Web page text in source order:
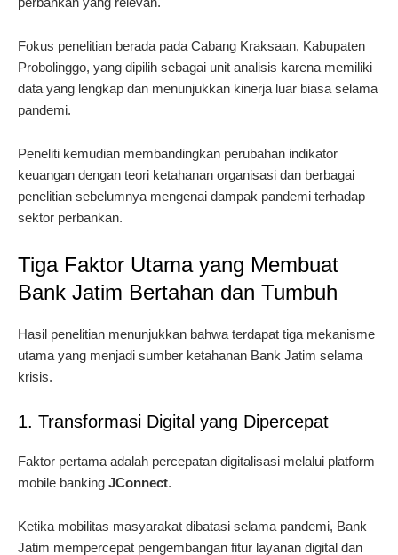
Fokus penelitian berada pada Cabang Kraksaan, Kabupaten
Probolinggo, yang dipilih sebagai unit analisis karena memiliki
data yang lengkap dan menunjukkan kinerja luar biasa selama
pandemi.
Peneliti kemudian membandingkan perubahan indikator
keuangan dengan teori ketahanan organisasi dan berbagai
penelitian sebelumnya mengenai dampak pandemi terhadap
sektor perbankan.
Tiga Faktor Utama yang Membuat
Bank Jatim Bertahan dan Tumbuh
Hasil penelitian menunjukkan bahwa terdapat tiga mekanisme
utama yang menjadi sumber ketahanan Bank Jatim selama
krisis.
1. Transformasi Digital yang Dipercepat
Faktor pertama adalah percepatan digitalisasi melalui platform
mobile banking JConnect.
Ketika mobilitas masyarakat dibatasi selama pandemi, Bank
Jatim mempercepat pengembangan fitur layanan digital dan